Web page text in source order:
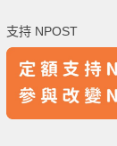
字:
支持 NPOST